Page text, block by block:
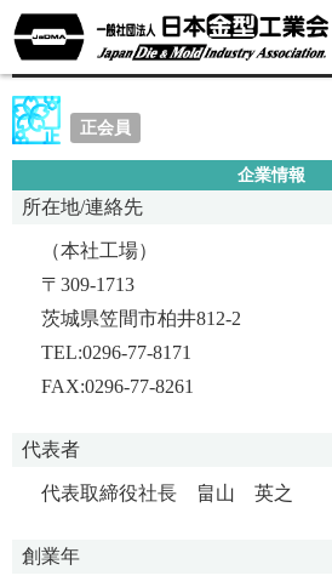
キヤノンモールド株式会社
正会員
企業情報
所在地/連絡先
（本社工場）
〒309-1713
茨城県笠間市柏井812-2
TEL:0296-77-8171
FAX:0296-77-8261
代表者
代表取締役社長 畠山 英之
創業年